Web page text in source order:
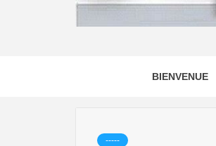
BIENVENUE
-----